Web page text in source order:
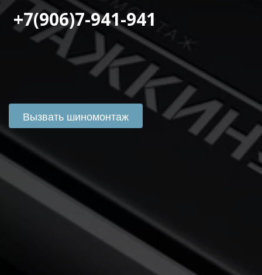
+7(906)7-941-941
Вызвать шиномонтаж